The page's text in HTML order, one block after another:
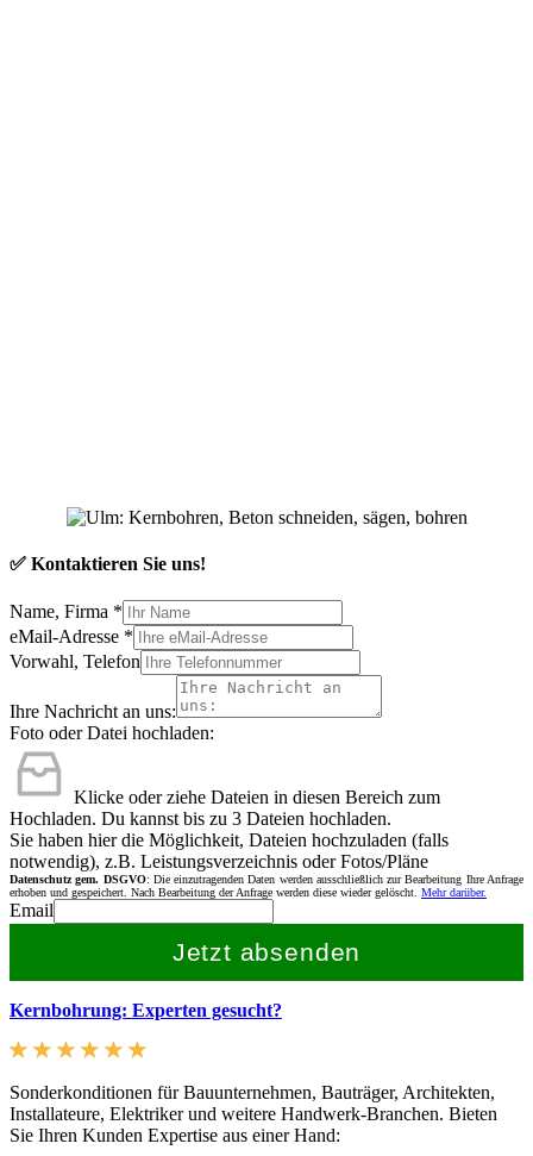
✅ Kontaktieren Sie uns!
Name, Firma *
eMail-Adresse *
Vorwahl, Telefon
Ihre Nachricht an uns:
Foto oder Datei hochladen:
Klicke oder ziehe Dateien in diesen Bereich zum
Hochladen. Du kannst bis zu 3 Dateien hochladen.
Sie haben hier die Möglichkeit, Dateien hochzuladen (falls
notwendig), z.B. Leistungsverzeichnis oder Fotos/Pläne
Datenschutz gem. DSGVO: Die einzutragenden Daten werden ausschließlich zur Bearbeitung Ihre Anfrage
erhoben und gespeichert. Nach Bearbeitung der Anfrage werden diese wieder gelöscht. Mehr darüber.
Email
Jetzt absenden
Kernbohrung: Experten gesucht?
Sonderkonditionen für Bauunternehmen, Bauträger, Architekten,
Installateure, Elektriker und weitere Handwerk-Branchen. Bieten
Sie Ihren Kunden Expertise aus einer Hand: